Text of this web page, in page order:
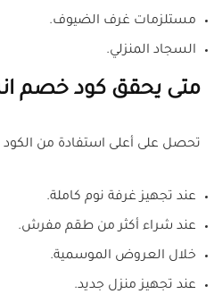
مستلزمات غرف الضيوف.
السجاد المنزلي.
متى يحقق كود خصم
تحصل على أعلى استفادة من الكود
عند تجهيز غرفة نوم كاملة.
عند شراء أكثر من طقم مفرش.
خلال العروض الموسمية.
عند تجهيز منزل جديد.